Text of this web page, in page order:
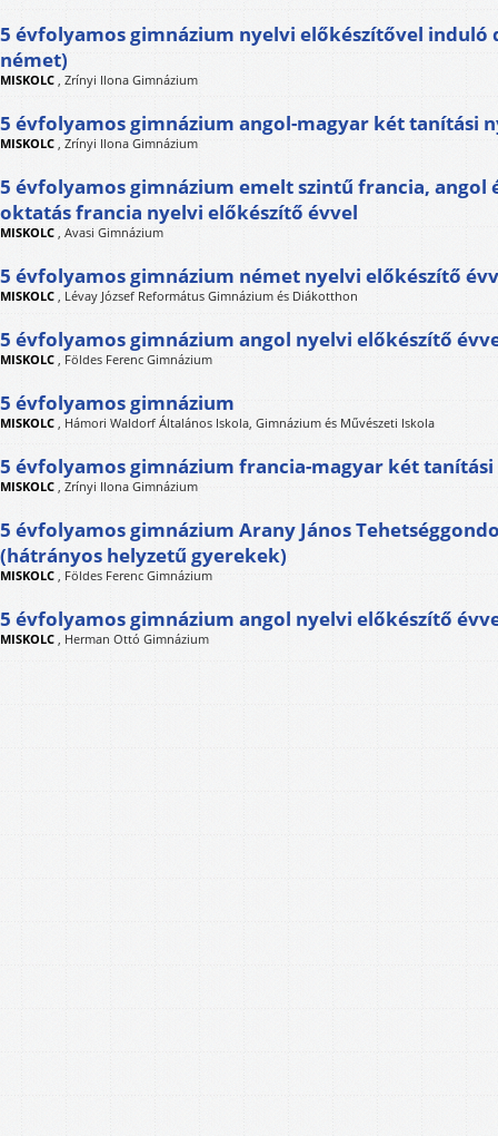
5 évfolyamos gimnázium nyelvi előkészítővel induló
német)
MISKOLC , Zrínyi Ilona Gimnázium
5 évfolyamos gimnázium angol-magyar két tanítási
MISKOLC , Zrínyi Ilona Gimnázium
5 évfolyamos gimnázium emelt szintű francia, angol
oktatás francia nyelvi előkészítő évvel
MISKOLC , Avasi Gimnázium
5 évfolyamos gimnázium német nyelvi előkészítő
MISKOLC , Lévay József Református Gimnázium és Diákotthon
5 évfolyamos gimnázium angol nyelvi előkészítő
MISKOLC , Földes Ferenc Gimnázium
5 évfolyamos gimnázium
MISKOLC , Hámori Waldorf Általános Iskola, Gimnázium és Művészeti Iskola
5 évfolyamos gimnázium francia-magyar két
MISKOLC , Zrínyi Ilona Gimnázium
5 évfolyamos gimnázium Arany János
(hátrányos helyzetű gyerekek)
MISKOLC , Földes Ferenc Gimnázium
5 évfolyamos gimnázium angol nyelvi előkészítő
MISKOLC , Herman Ottó Gimnázium